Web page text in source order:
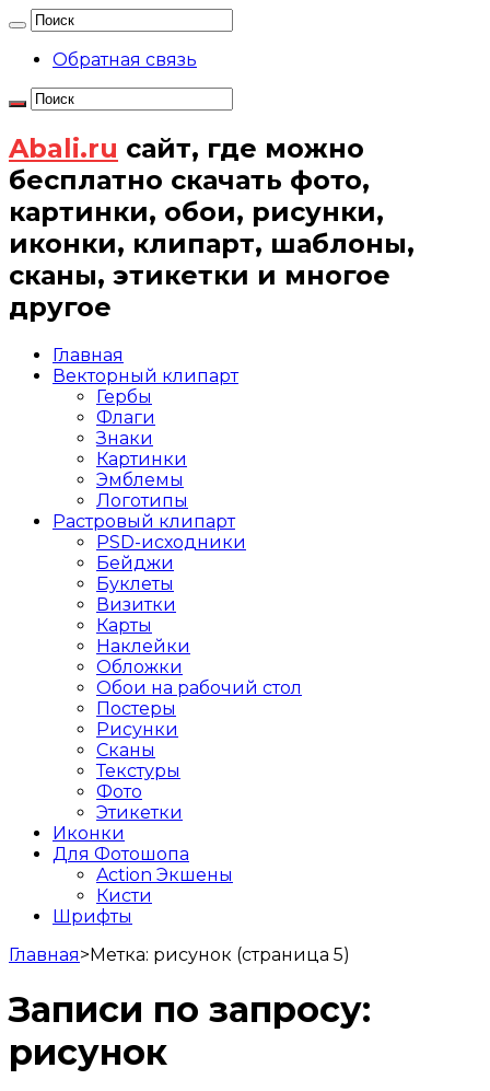
Обратная связь
Abali.ru сайт, где можно
бесплатно скачать фото,
картинки, обои, рисунки,
иконки, клипарт, шаблоны,
сканы, этикетки и многое
другое
Главная
Векторный клипарт
Гербы
Флаги
Знаки
Картинки
Эмблемы
Логотипы
Растровый клипарт
PSD-исходники
Бейджи
Буклеты
Визитки
Карты
Наклейки
Обложки
Обои на рабочий стол
Постеры
Рисунки
Сканы
Текстуры
Фото
Этикетки
Иконки
Для Фотошопа
Action Экшены
Кисти
Шрифты
Главная>Метка: рисунок (страница 5)
Записи по запросу:
рисунок